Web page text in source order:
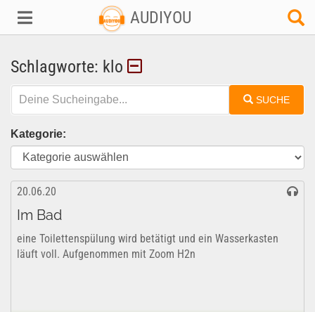
AUDIYOU
Schlagworte: klo
SUCHE
Kategorie:
20.06.20
Im Bad
eine Toilettenspülung wird betätigt und ein Wasserkasten
läuft voll. Aufgenommen mit Zoom H2n